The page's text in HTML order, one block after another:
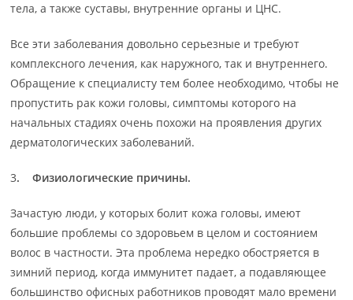
тела, а также суставы, внутренние органы и ЦНС.
Все эти заболевания довольно серьезные и требуют
комплексного лечения, как наружного, так и внутреннего.
Обращение к специалисту тем более необходимо, чтобы не
пропустить рак кожи головы, симптомы которого на
начальных стадиях очень похожи на проявления других
дерматологических заболеваний.
3. Физиологические причины.
Зачастую люди, у которых болит кожа головы, имеют
большие проблемы со здоровьем в целом и состоянием
волос в частности. Эта проблема нередко обостряется в
зимний период, когда иммунитет падает, а подавляющее
большинство офисных работников проводят мало времени